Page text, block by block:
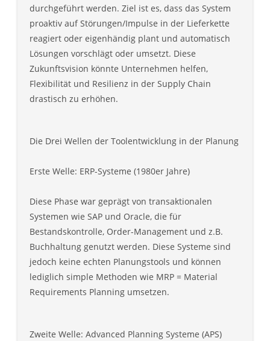
durchgeführt werden. Ziel ist es, dass das System
proaktiv auf Störungen/Impulse in der Lieferkette
reagiert oder eigenhändig plant und automatisch
Lösungen vorschlägt oder umsetzt. Diese
Zukunftsvision könnte Unternehmen helfen,
Flexibilität und Resilienz in der Supply Chain
drastisch zu erhöhen.
Die Drei Wellen der Toolentwicklung in der Planung
Erste Welle: ERP-Systeme (1980er Jahre)
Diese Phase war geprägt von transaktionalen
Systemen wie SAP und Oracle, die für
Bestandskontrolle, Order-Management und z.B.
Buchhaltung genutzt werden. Diese Systeme sind
jedoch keine echten Planungstools und können
lediglich simple Methoden wie MRP = Material
Requirements Planning umsetzen.
Zweite Welle: Advanced Planning Systeme (APS)